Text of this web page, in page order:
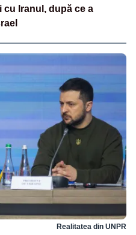
Iranul, după ce a
Realitatea din UNPR